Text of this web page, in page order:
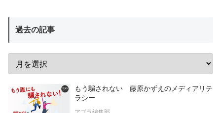
過去の記事
もう騙されない 藤原かずえのメディアリテ
ラシー